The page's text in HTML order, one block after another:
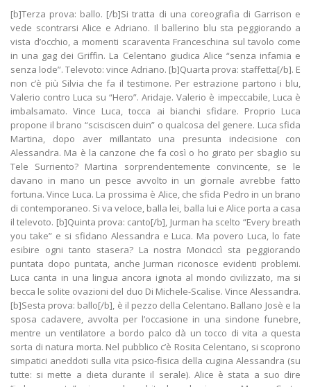
[b]Terza prova: ballo. [/b]Si tratta di una coreografia di Garrison e
vede scontrarsi Alice e Adriano. Il ballerino blu sta peggiorando a
vista d’occhio, a momenti scaraventa Franceschina sul tavolo come
in una gag dei Griffin. La Celentano giudica Alice “senza infamia e
senza lode”. Televoto: vince Adriano. [b]Quarta prova: staffetta[/b]. E
non c’è più Silvia che fa il testimone. Per estrazione partono i blu,
Valerio contro Luca su “Hero”. Aridaje. Valerio è impeccabile, Luca è
imbalsamato. Vince Luca, tocca ai bianchi sfidare. Proprio Luca
propone il brano “scisciscen duin” o qualcosa del genere. Luca sfida
Martina, dopo aver millantato una presunta indecisione con
Alessandra. Ma è la canzone che fa così o ho girato per sbaglio su
Tele Surriento? Martina sorprendentemente convincente, se le
davano in mano un pesce avvolto in un giornale avrebbe fatto
fortuna. Vince Luca. La prossima è Alice, che sfida Pedro in un brano
di contemporaneo. Si va veloce, balla lei, balla lui e Alice porta a casa
il televoto. [b]Quinta prova: canto[/b], Jurman ha scelto “Every breath
you take” e si sfidano Alessandra e Luca. Ma povero Luca, lo fate
esibire ogni tanto stasera? La nostra Monciccì sta peggiorando
puntata dopo puntata, anche Jurman riconosce evidenti problemi.
Luca canta in una lingua ancora ignota al mondo civilizzato, ma si
becca le solite ovazioni del duo Di Michele-Scalise. Vince Alessandra.
[b]Sesta prova: ballo[/b], è il pezzo della Celentano. Ballano Josè e la
sposa cadavere, avvolta per l’occasione in una sindone funebre,
mentre un ventilatore a bordo palco dà un tocco di vita a questa
sorta di natura morta. Nel pubblico c’è Rosita Celentano, si scoprono
simpatici aneddoti sulla vita psico-fisica della cugina Alessandra (su
tutte: si mette a dieta durante il serale). Alice è stata a suo dire